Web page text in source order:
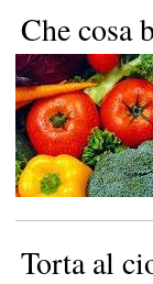
Che cosa
Torta al